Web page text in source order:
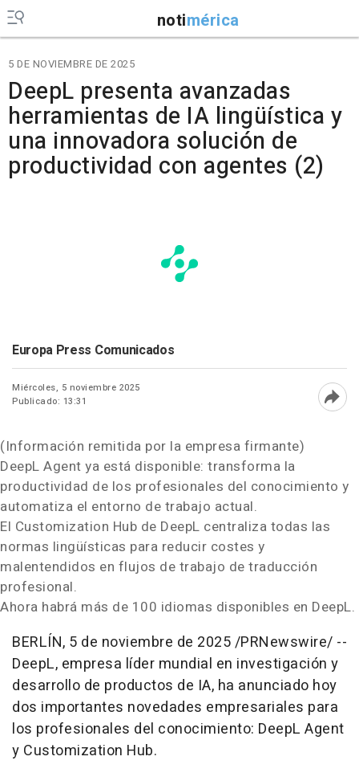
notimérica
5 DE NOVIEMBRE DE 2025
DeepL presenta avanzadas
herramientas de IA lingüística y
una innovadora solución de
productividad con agentes (2)
Europa Press Comunicados
Miércoles, 5 noviembre 2025
Publicado: 13:31
(Información remitida por la empresa firmante)
DeepL Agent ya está disponible: transforma la
productividad de los profesionales del conocimiento y
automatiza el entorno de trabajo actual.
El Customization Hub de DeepL centraliza todas las
normas lingüísticas para reducir costes y
malentendidos en flujos de trabajo de traducción
profesional.
Ahora habrá más de 100 idiomas disponibles en DeepL.
BERLÍN, 5 de noviembre de 2025/PRNewswire/ --
DeepL, empresa líder mundial en investigación y
desarrollo de productos de IA, ha anunciado hoy
dos importantes novedades empresariales para
los profesionales del conocimiento: DeepL Agent
y Customization Hub.